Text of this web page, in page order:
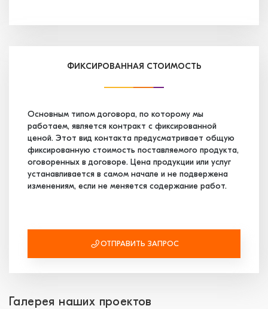
7.5-MSS-35247-IP03.pdf
ФИКСИРОВАННАЯ СТОИМОСТЬ
Основным типом договора, по которому мы
работаем, является контракт с фиксированной
ценой. Этот вид контакта предусматривает общую
фиксированную стоимость поставляемого продукта,
оговоренных в договоре. Цена продукции или услуг
устанавливается в самом начале и не подвержена
изменениям, если не меняется содержание работ.
ОТПРАВИТЬ ЗАПРОС
Галерея наших проектов